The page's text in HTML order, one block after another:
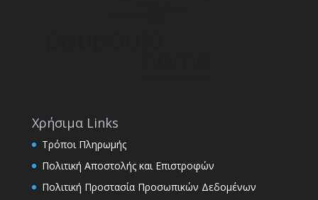
Χρήσιμα Links
Τρόποι Πληρωμής
Πολιτική Αποστολής και Επιστροφών
Πολιτική Προστασία Προσωπικών Δεδομένων